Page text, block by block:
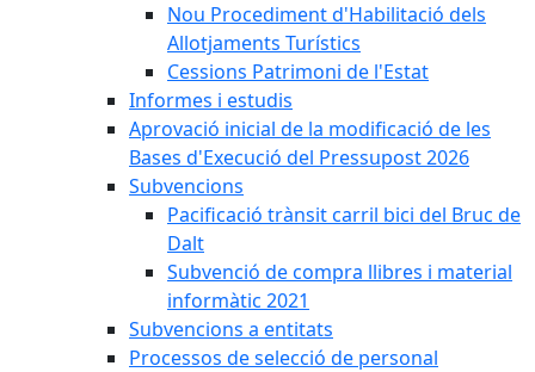
Nou Procediment d'Habilitació dels
Allotjaments Turístics
Cessions Patrimoni de l'Estat
Informes i estudis
Aprovació inicial de la modificació de les
Bases d'Execució del Pressupost 2026
Subvencions
Pacificació trànsit carril bici del Bruc de
Dalt
Subvenció de compra llibres i material
informàtic 2021
Subvencions a entitats
Processos de selecció de personal